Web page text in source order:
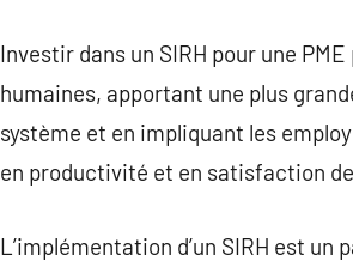
Investir dans un SIRH pour une
humaines, apportant une plus
système et en impliquant les
en productivité et en satisfaction
L’implémentation d’un SIRH est